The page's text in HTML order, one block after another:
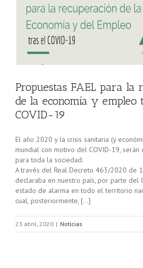
Propuestas FAEL para la
de la economía y empleo
COVID-19
El año 2020 y la crisis sanitaria (y
mundial con motivo del COVID-19,
para toda la sociedad.
A través del Real Decreto 463/2020 de
declaraba en nuestro país, por parte del
estado de alarma en todo el territorio
cual, posteriormente, […]
23 abril, 2020 | Noticias